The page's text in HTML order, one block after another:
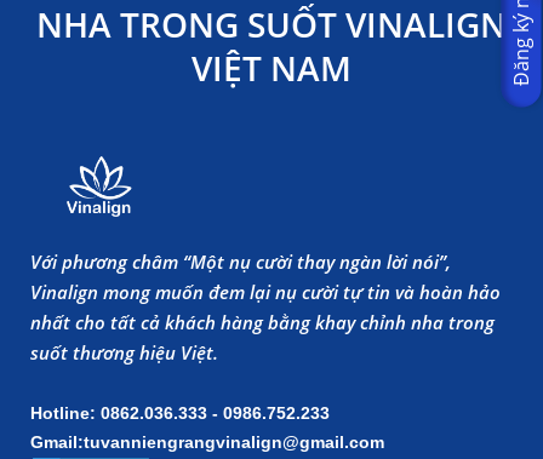
NHA TRONG SUỐT VINALIGN
VIỆT NAM
Với phương châm “Một nụ cười thay ngàn lời nói”,
Vinalign mong muốn đem lại nụ cười tự tin và hoàn hảo
nhất cho tất cả khách hàng bằng khay chỉnh nha trong
suốt thương hiệu Việt.
Hotline: 0862.036.333 - 0986.752.233
Gmail:tuvanniengrangvinalign@gmail.com
Đăng ký ngay